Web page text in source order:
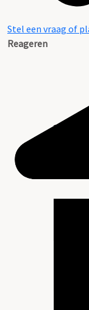
Stel een vraag of
Reageren